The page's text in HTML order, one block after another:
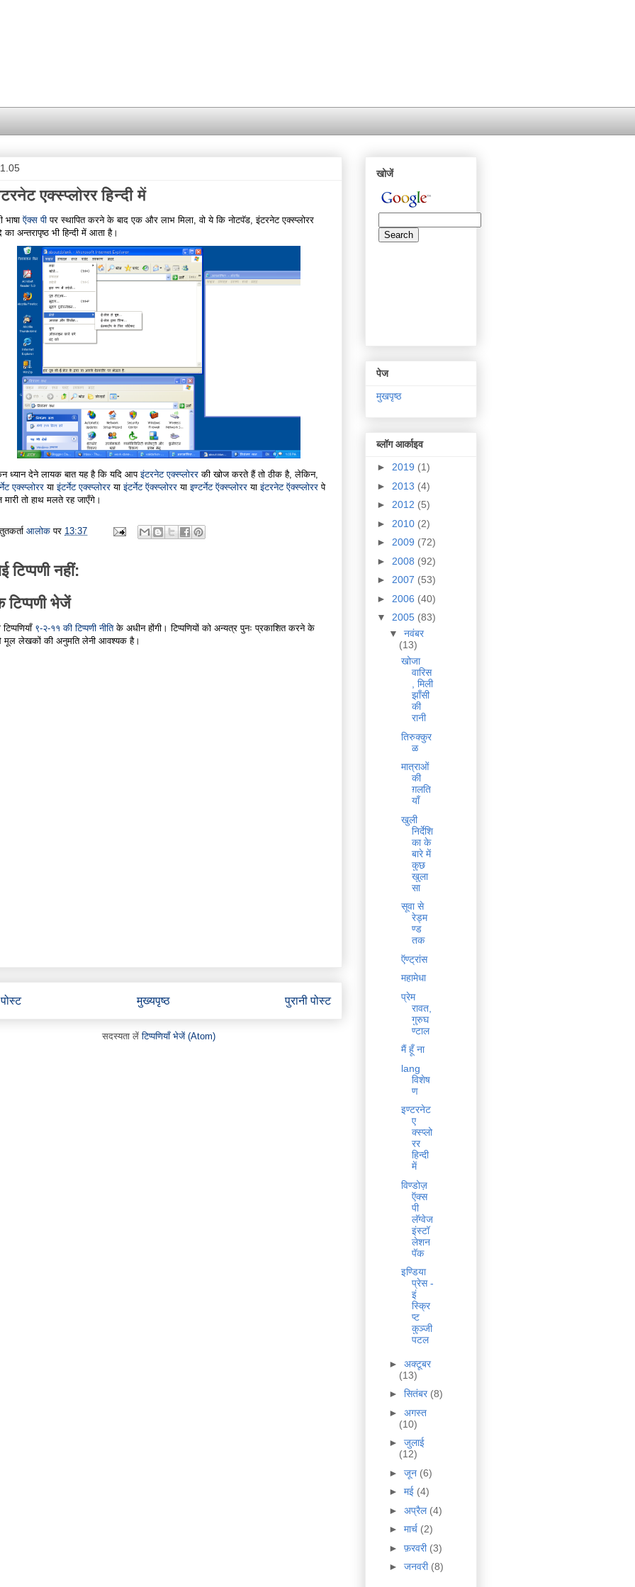
एक्स्प्लोरर हिन्दी में
भाषाऍक्स पी पर स्थापित करने के बाद एक और लाभ मिला, वो ये कि नोटपॅड, इंटरनेट एक्स्प्लोरर
का अन्तरापृष्ठ भी हिन्दी में आता है।
ध्यान देने लायक बात यह है कि यदि आपइंटरनेट एक्स्प्लोरर की खोज करते हैं तो ठीक है, लेकिन,
एक्स्प्लोरर याइंटर्नेट एक्स्प्लोरर याइंटर्नेट ऍक्स्प्लोरर याइण्टर्नेट ऍक्स्प्लोरर याइंटरनेट ऍक्स्प्लोरर पे
मारी तो हाथ मलते रह जाएँगे।
आलोक पर 13:37
टिप्पणी नहीं:
टिप्पणी भेजें
९-२-११ की टिप्पणी नीतिके अधीन होंगी। टिप्पणियों को अन्यत्र पुनः प्रकाशित करने के
मूल लेखकों की अनुमति लेनी आवश्यक है।
पुरानी पोस्ट
मुख्यपृष्ठ
सदस्यता लेंटिप्पणियाँ भेजें (Atom)
खोजें
पेज
मुखपृष्ठ
ब्लॉग आर्काइव
► 2019 (1)
► 2013 (4)
► 2012 (5)
► 2010 (2)
► 2009 (72)
► 2008 (92)
► 2007 (53)
► 2006 (40)
▼ 2005 (83)
▼ नवंबर
(13)
खोजा
वारिस
, मिली
झाँसी
की
रानी
तिरुक्कुर
ळ
मात्राओं
की
ग़लति
याँ
खुली
निर्देशि
का के
बारे में
कुछ
खुला
सा
सूवा से
रेड्म
ण्ड
तक
ऍण्ट्रांस
महामेधा
प्रेम
रावत,
गुरुघ
ण्टाल
मैं हूँ ना
lang
विशेष
ण
इण्टरनेट
ए
क्स्प्लो
रर
हिन्दी
में
विण्डोज़
ऍक्स
पी
लॅग्वेज
इंस्टॉ
लेशन
पॅक
इण्डिया
प्रेस -
इं
स्क्रि
प्ट
कुञ्जी
पटल
► अक्टूबर
(13)
► सितंबर (8)
► अगस्त
(10)
► जुलाई
(12)
► जून (6)
► मई (4)
► अप्रैल (4)
► मार्च (2)
► फ़रवरी (3)
► जनवरी (8)